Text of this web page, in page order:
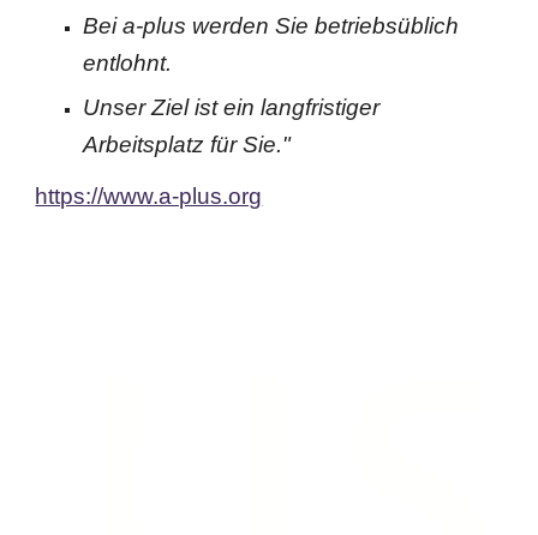
Bei a-plus werden Sie betriebsüblich
entlohnt.
Unser Ziel ist ein langfristiger
Arbeitsplatz für Sie."
https://www.a-plus.org